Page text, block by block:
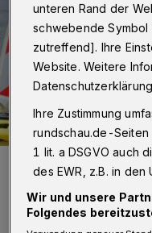
Foto: WSW
unteren Rand der
schwebende
zutreffend]. Ihre
Website. Weitere
Ihre Zustimmung
rundschau.de-Seiten
1 lit. a DSGVO auch
des EWR, z.B. in den
Wir und unsere
Folgendes